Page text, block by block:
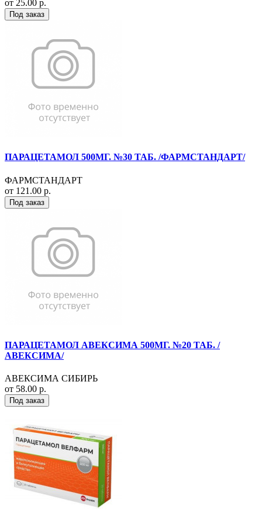
от 25.00 р.
Под заказ
ПАРАЦЕТАМОЛ 500МГ. №30 ТАБ. /ФАРМСТАНДАРТ/
ФАРМСТАНДАРТ
от 121.00 р.
Под заказ
ПАРАЦЕТАМОЛ АВЕКСИМА 500МГ. №20 ТАБ. /
АВЕКСИМА/
АВЕКСИМА СИБИРЬ
от 58.00 р.
Под заказ